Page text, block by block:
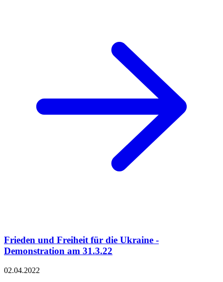
Frieden und Freiheit für die Ukraine -
Demonstration am 31.3.22
02.04.2022